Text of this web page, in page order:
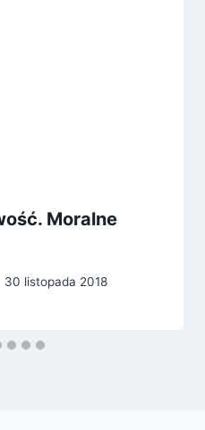
Moralne
30 listopada 2018